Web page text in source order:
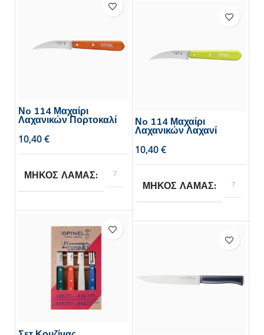
Νo 114 Μαχαίρι
Λαχανικών Πορτοκαλί
€
ΜΗΚΟΣ ΛΑΜΑΣ 7
ΣΥΣΚΕΥΑΣΙΑ
Νo 114 Μαχαίρι
Λαχανικών Λαχανί
€
ΜΗΚΟΣ ΛΑΜΑΣ 7